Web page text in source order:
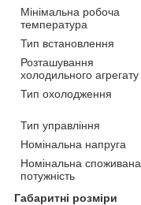
Мінімальна робоча
температура
Тип встановлення
Розташування
холодильного агрегату
Тип охолодження
Тип управління
Номінальна напруга
Номінальна споживана
потужність
Габаритні розміри